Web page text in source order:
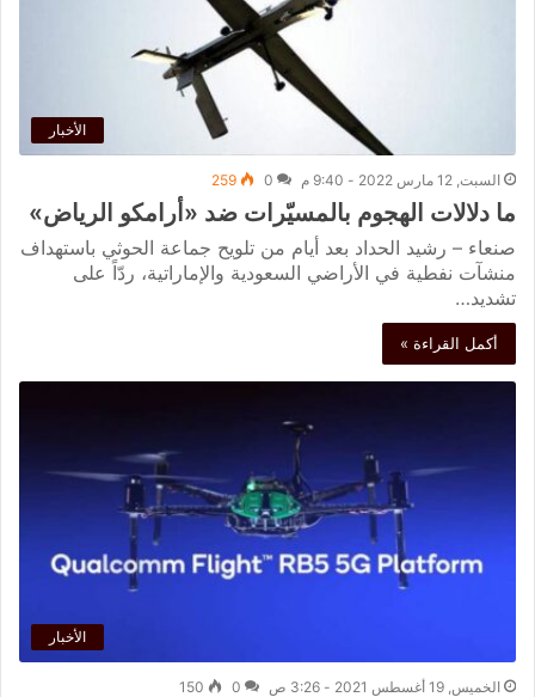
الأخبار
السبت, 12 مارس 2022 - 9:40 م 0
259
ما دلالات الهجوم بالمسيّرات ضد «أرامكو الرياض»
صنعاء – رشيد الحداد بعد أيام من تلويح جماعة الحوثي باستهداف
منشآت نفطية في الأراضي السعودية والإماراتية، ردّاً على
تشديد…
أكمل القراءة »
الأخبار
الخميس, 19 أغسطس 2021 - 3:26 ص 0
150